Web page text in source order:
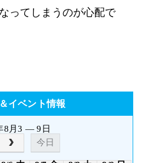
ってしまうのが心配で
イベント情報
8月3 — 9日
今日